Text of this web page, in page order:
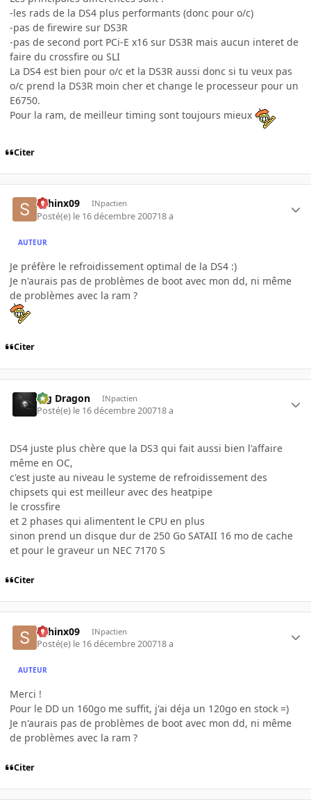
-les rads de la DS4 plus performants (donc pour o/c)
-pas de firewire sur DS3R
-pas de second port PCi-E x16 sur DS3R mais aucun interet de
faire du crossfire ou SLI
La DS4 est bien pour o/c et la DS3R aussi donc si tu veux pas
o/c prend la DS3R moin cher et change le processeur pour un
E6750.
Pour la ram, de meilleur timing sont toujours mieux
Citer
sphinx09 INpactien
Posté(e) le 16 décembre 200718 a
AUTEUR
Je préfère le refroidissement optimal de la DS4 :)
Je n'aurais pas de problèmes de boot avec mon dd, ni même
de problèmes avec la ram ?
Citer
Big Dragon INpactien
Posté(e) le 16 décembre 200718 a
DS4 juste plus chère que la DS3 qui fait aussi bien l'affaire
même en OC,
c'est juste au niveau le systeme de refroidissement des
chipsets qui est meilleur avec des heatpipe
le crossfire
et 2 phases qui alimentent le CPU en plus
sinon prend un disque dur de 250 Go SATAII 16 mo de cache
et pour le graveur un NEC 7170 S
Citer
sphinx09 INpactien
Posté(e) le 16 décembre 200718 a
AUTEUR
Merci !
Pour le DD un 160go me suffit, j'ai déja un 120go en stock =)
Je n'aurais pas de problèmes de boot avec mon dd, ni même
de problèmes avec la ram ?
Citer